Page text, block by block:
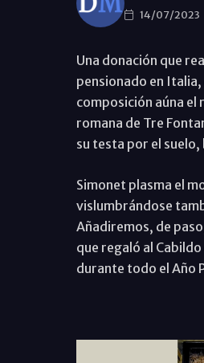
14/07/2023
Una donación que
pensionado en
composición aúna el
romana de Tre
su testa por el
Simonet plasma el
vislumbrándose
Añadiremos, de
que regaló al
durante todo el Año